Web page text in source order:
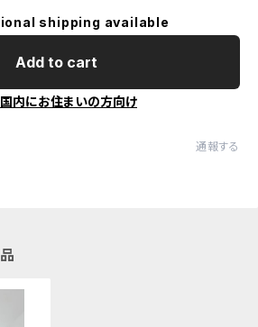
shipping available
Add to cart
内にお住まいの方向け
通報する